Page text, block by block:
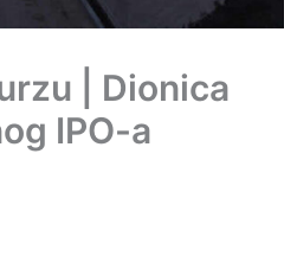
| Dionica
IPO-a